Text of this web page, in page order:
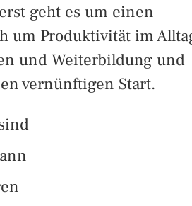
geht es um einen
um Produktivität im
und Weiterbildung und
vernünftigen Start.